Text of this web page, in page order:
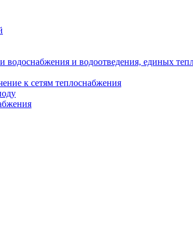
и водоотведения, единых
к сетям теплоснабжения